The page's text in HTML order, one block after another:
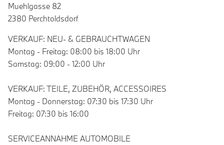
Muehlgasse 82
2380 Perchtoldsdorf
VERKAUF: NEU- & GEBRAUCHTWAGEN
Montag - Freitag: 08:00 bis 18:00 Uhr
Samstag: 09:00 - 12:00 Uhr
VERKAUF: TEILE, ZUBEHÖR, ACCESSOIRES
Montag - Donnerstag: 07:30 bis 17:30 Uhr
Freitag: 07:30 bis 16:00
SERVICEANNAHME AUTOMOBILE